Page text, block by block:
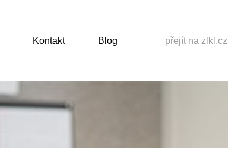
Kontakt Blog přejít na zlkl.cz